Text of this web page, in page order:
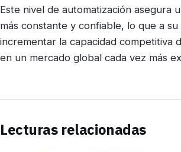
Este nivel de automatización asegura
más constante y confiable, lo que a
incrementar la capacidad competitiva
en un mercado global cada vez más
Lecturas relacionadas